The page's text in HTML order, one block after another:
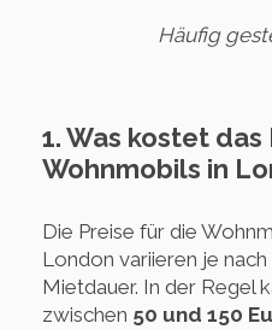
Häufig
1. Was kostet
Wohnmobils in
Die Preise für die
London variieren je
Mietdauer. In der Regel
zwischen 50 und 150